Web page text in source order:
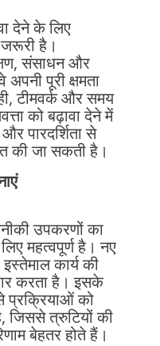
देने के लिए
जरूरी है।
संसाधन और
अपनी पूरी क्षमता
टीमवर्क और समय
को बढ़ावा देने में
पारदर्शिता से
की जा सकती है।
उपकरणों का
महत्वपूर्ण है। नए
कार्य की
करता है। इसके
प्रक्रियाओं को
जिससे त्रुटियों की
बेहतर होते हैं।